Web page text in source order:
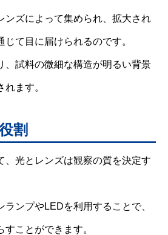
ンズによって集められ、拡大され
じて目に届けられるのです。
、試料の微細な構造が明るい背景
ます。
割
、光とレンズは観察の質を決定す
ンプやLEDを利用することで、
ことができます。